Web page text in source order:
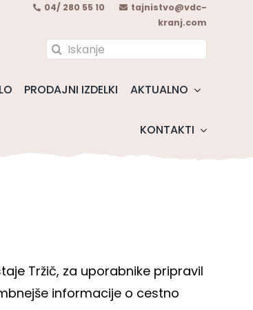
04/ 280 55 10
tajnistvo@vdc-
kranj.com
Search
PRODAJNI IZDELKI AKTUALNO
KONTAKTI
Tržič, za uporabnike pripravil
informacije o cestno